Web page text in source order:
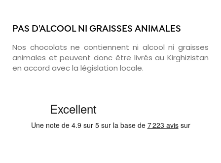
PAS D'ALCOOL NI GRAISSES ANIMALES
Nos chocolats ne contiennent ni alcool ni graisses
animales et peuvent donc être livrés au Kirghizistan
en accord avec la législation locale.